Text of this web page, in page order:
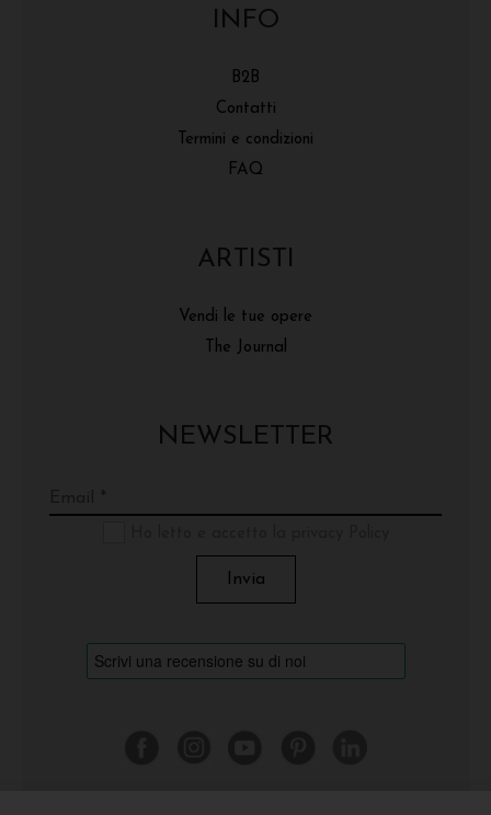
INFO
B2B
Contatti
Termini e condizioni
FAQ
ARTISTI
Vendi le tue opere
The Journal
NEWSLETTER